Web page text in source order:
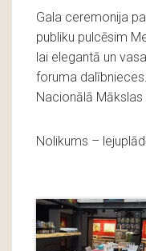
Gala ceremonija
publiku pulcēsim
lai elegantā un
foruma
Nacionālā
Nolikums –